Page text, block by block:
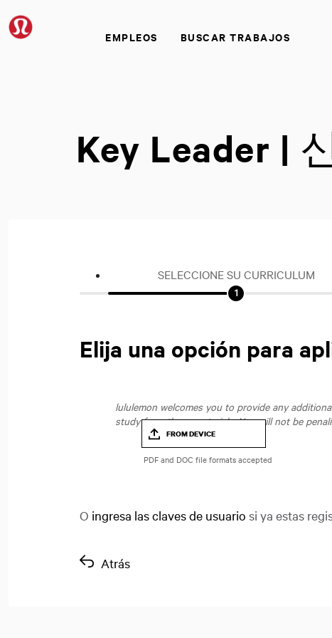
EMPLEOS BUSCAR TRABAJOS
Key Leader |
SELECCIONE SU CURRICULUM
Elija una opción para
lululemon welcomes you to provide any
study from those materials. You will not be
FROM DEVICE
O ingresa las claves de usuario si ya estas
Atrás